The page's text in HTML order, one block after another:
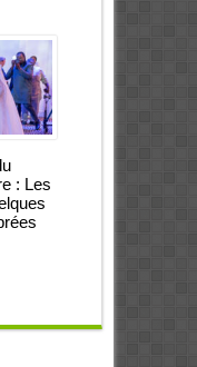
: Les